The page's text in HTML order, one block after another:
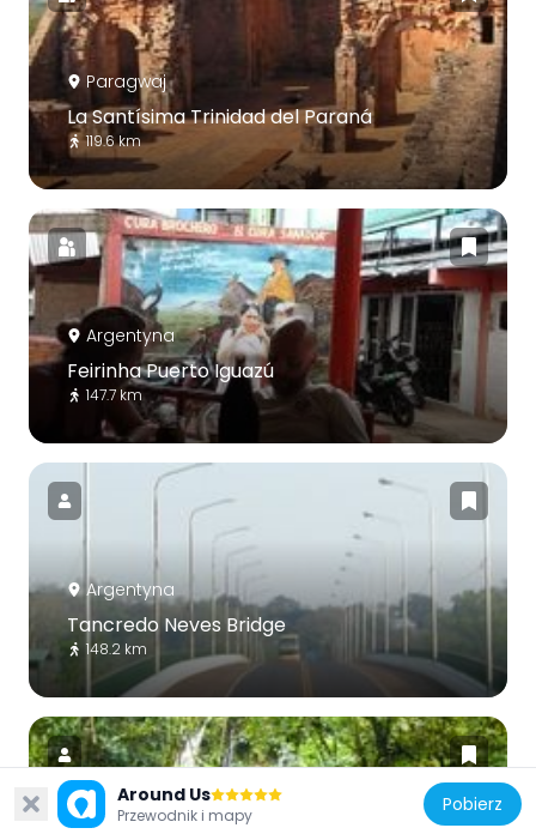
Paragwaj
La Santísima Trinidad del Paraná
119.6 km
Argentyna
Feirinha Puerto Iguazú
147.7 km
Argentyna
Tancredo Neves Bridge
148.2 km
Around Us
Przewodnik i mapy Pobierz